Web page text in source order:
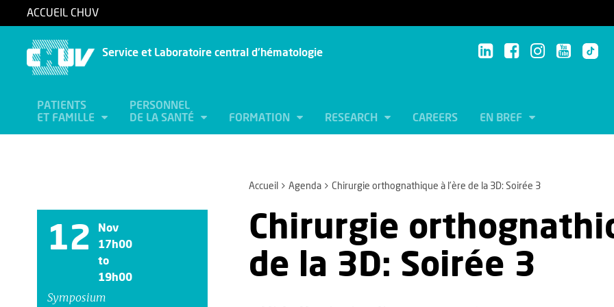
ACCUEIL CHUV
Service et Laboratoire central d'hématologie
PATIENTS
ET FAMILLE
PERSONNEL
DE LA SANTÉ
FORMATION RESEARCH CAREERS EN BREF
Accueil Agenda Chirurgie orthognathique à l’ère de la 3D: Soirée 3
12
Nov
17h00
to
19h00
Symposium
Chirurgie
de la 3D: Soirée 3